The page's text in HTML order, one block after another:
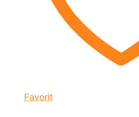
Favorit